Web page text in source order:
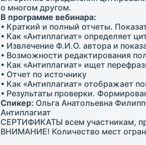
о многом другом.
В программе вебинара:
• Краткий и полный отчеты.
• Как «Антиплагиат» определяет
• Извлечение Ф.И.О. автора и
• Возможности редактирования
• Как «Антиплагиат» ищет
• Отчет по источнику
• Как «Антиплагиат» отображает
• Результаты проверки.
Спикер: Ольга Анатольевна
Антиплагиат
СЕРТИФИКАТЫ всем участникам,
ВНИМАНИЕ! Количество мест